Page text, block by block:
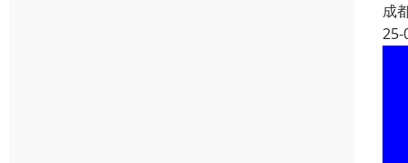
成
25-